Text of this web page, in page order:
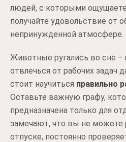
людей, с которыми
получайте удовольствие от
непринужденной атмосфере.
Животные ругались во сне
отвлечься от рабочих задач
стоит научиться правильно
Оставьте важную графу,
предназначена только для
замечают, что вы не можете
отпуске, постоянно